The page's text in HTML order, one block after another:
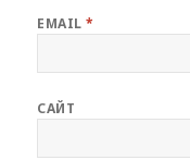
EMAIL*
САЙТ